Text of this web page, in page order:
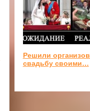
Решили
свадьбу своими…